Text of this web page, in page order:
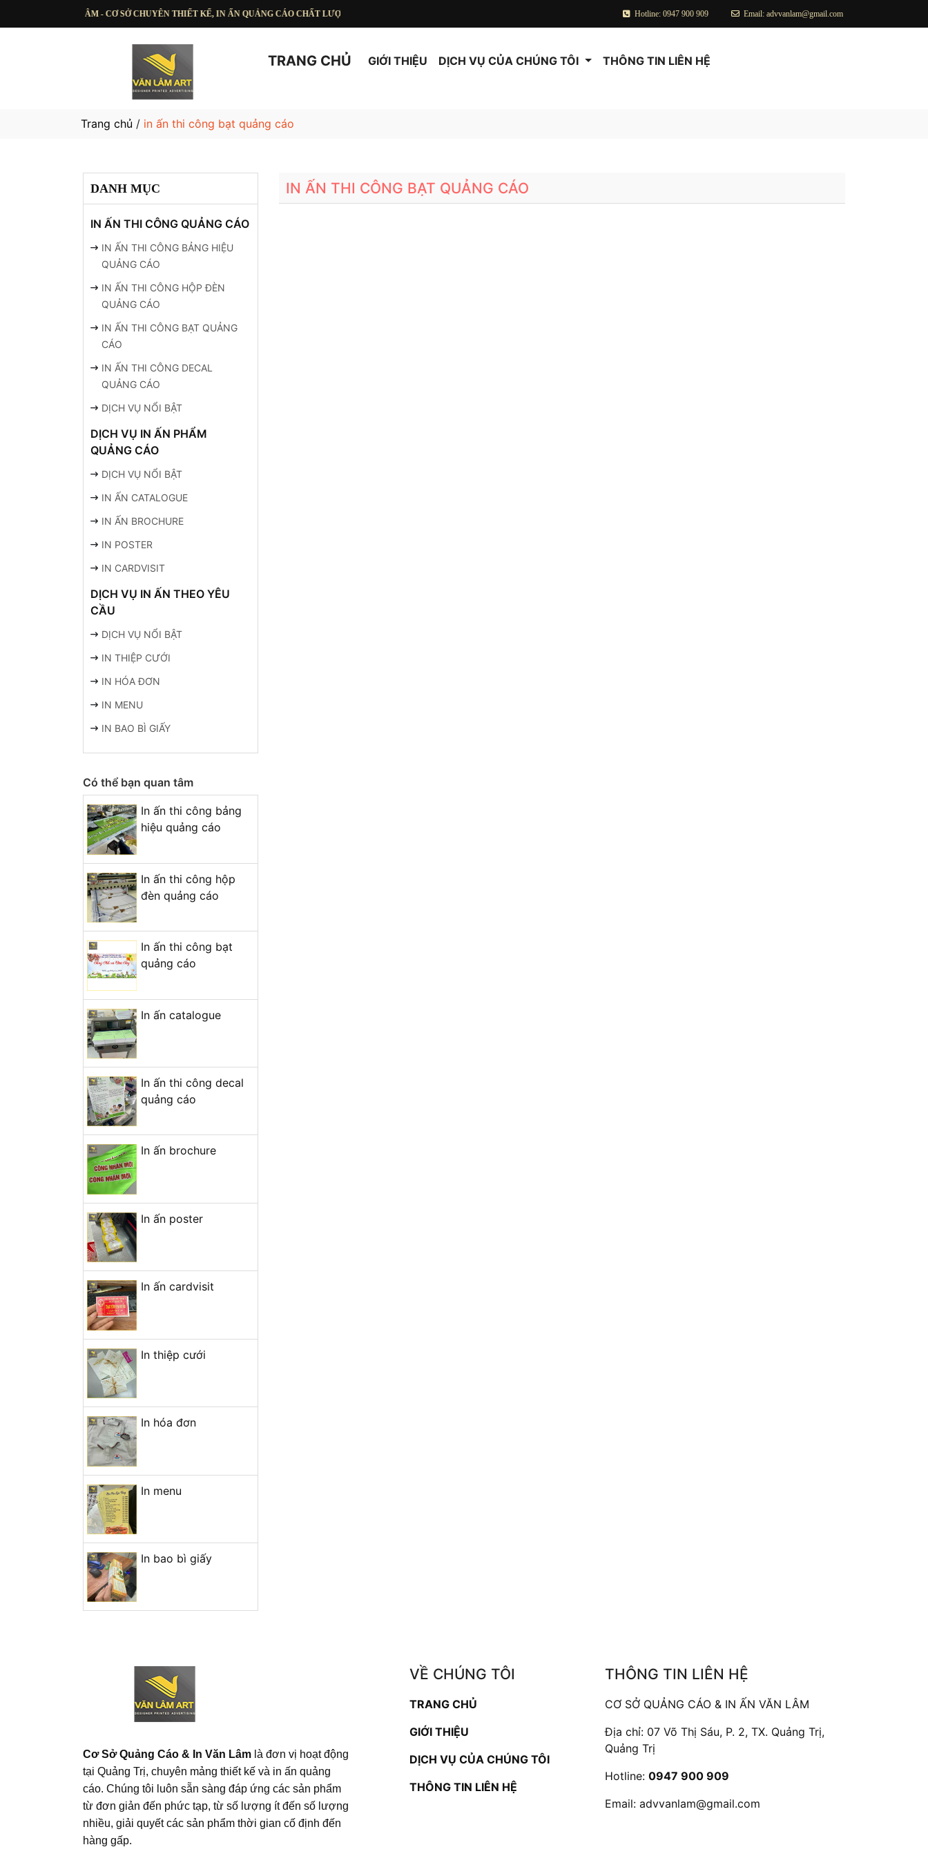
VĂN LÂM - CƠ SỞ CHUYÊN THIẾT KẾ, IN ẤN QUẢNG CÁO CHẤT LƯỢNG CAO Hotline: 0947 900 909 Email: advvanlam@gmail.com
TRANG CHỦ GIỚI THIỆU DỊCH VỤ CỦA CHÚNG TÔI THÔNG TIN LIÊN HỆ
Trang chủ / in ấn thi công bạt quảng cáo
DANH MỤC
IN ẤN THI CÔNG QUẢNG CÁO
IN ẤN THI CÔNG BẢNG HIỆU
QUẢNG CÁO
IN ẤN THI CÔNG HỘP ĐÈN
QUẢNG CÁO
IN ẤN THI CÔNG BẠT QUẢNG
CÁO
IN ẤN THI CÔNG DECAL
QUẢNG CÁO
DỊCH VỤ NỔI BẬT
DỊCH VỤ IN ẤN PHẨM
QUẢNG CÁO
DỊCH VỤ NỔI BẬT
IN ẤN CATALOGUE
IN ẤN BROCHURE
IN POSTER
IN CARDVISIT
DỊCH VỤ IN ẤN THEO YÊU
CẦU
DỊCH VỤ NỔI BẬT
IN THIỆP CƯỚI
IN HÓA ĐƠN
IN MENU
IN BAO BÌ GIẤY
Có thể bạn quan tâm
In ấn thi công bảng
hiệu quảng cáo
In ấn thi công hộp
đèn quảng cáo
In ấn thi công bạt
quảng cáo
In ấn catalogue
In ấn thi công decal
quảng cáo
In ấn brochure
In ấn poster
In ấn cardvisit
In thiệp cưới
In hóa đơn
In menu
In bao bì giấy
IN ẤN THI CÔNG BẠT QUẢNG CÁO
Cơ Sở Quảng Cáo & In Văn Lâm là đơn vị hoạt động
tại Quảng Trị, chuyên mảng thiết kế và in ấn quảng
cáo. Chúng tôi luôn sẵn sàng đáp ứng các sản phẩm
từ đơn giản đến phức tạp, từ số lượng ít đến số lượng
nhiều, giải quyết các sản phẩm thời gian cố định đến
hàng gấp.
VỀ CHÚNG TÔI
TRANG CHỦ
GIỚI THIỆU
DỊCH VỤ CỦA CHÚNG TÔI
THÔNG TIN LIÊN HỆ
THÔNG TIN LIÊN HỆ
CƠ SỞ QUẢNG CÁO & IN ẤN VĂN LÂM
Địa chỉ: 07 Võ Thị Sáu, P. 2, TX. Quảng Trị,
Quảng Trị
Hotline: 0947 900 909
Email: advvanlam@gmail.com